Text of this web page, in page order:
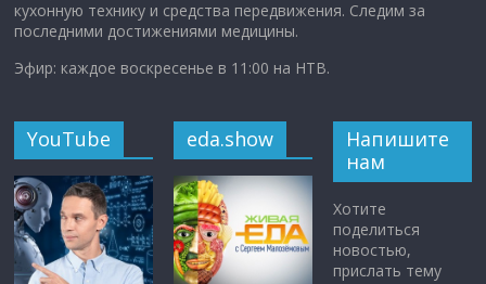
кухонную технику и средства передвижения. Следим за
последними достижениями медицины.
Эфир: каждое воскресенье в 11:00 на НТВ.
YouTube eda.show
Напишите
нам
Хотите
поделиться
новостью,
прислать тему